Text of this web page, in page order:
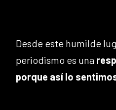
Desde este humilde
periodismo es una
porque así lo